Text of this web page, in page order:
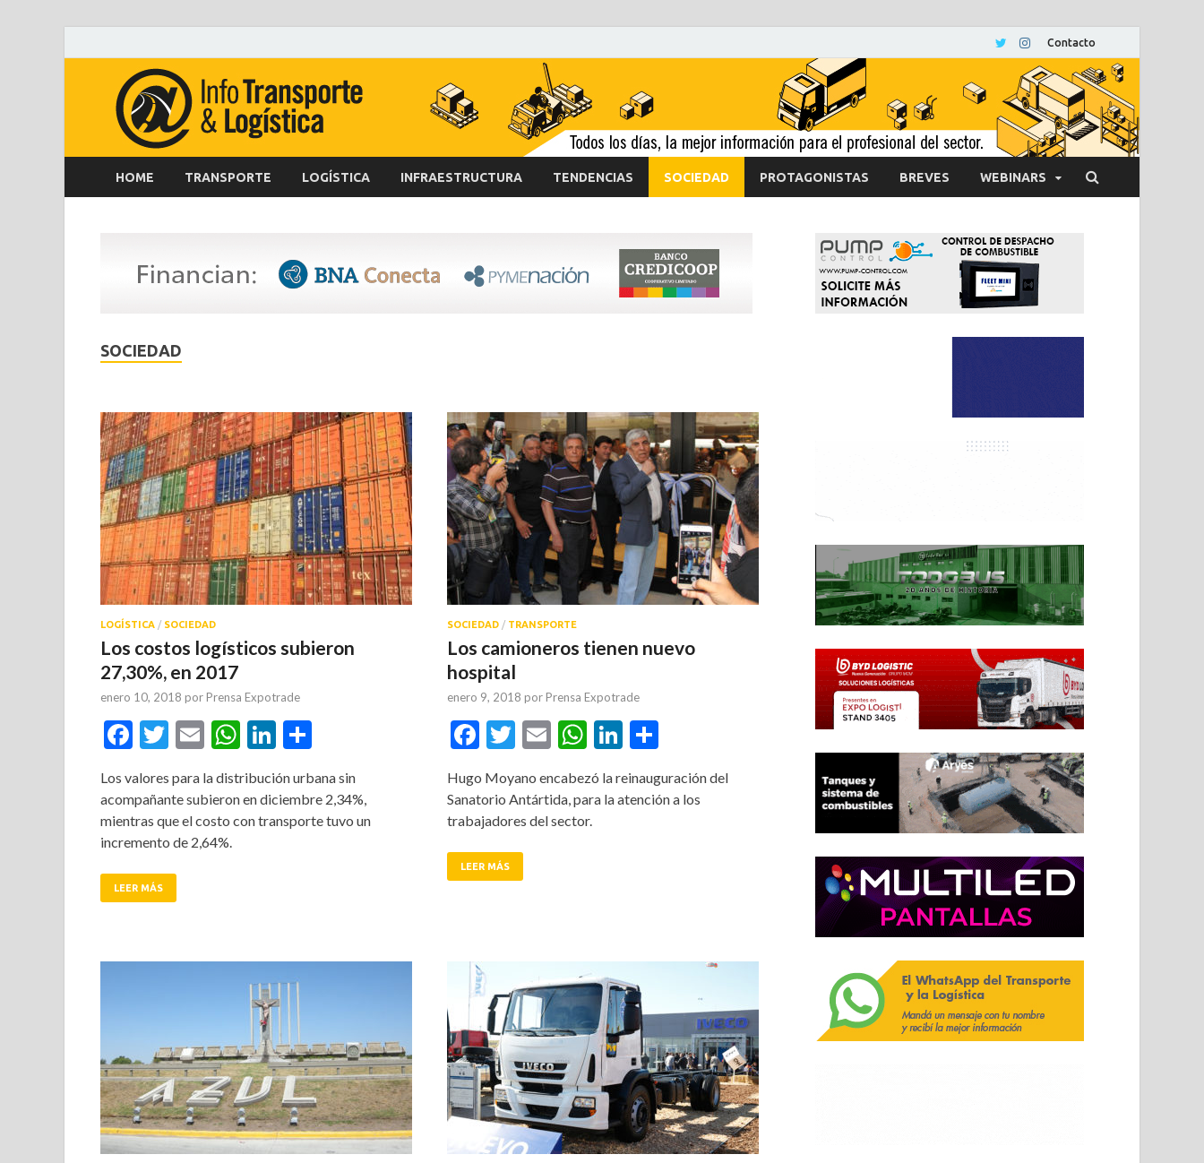
Contacto
HOME TRANSPORTE LOGÍSTICA INFRAESTRUCTURA TENDENCIAS SOCIEDAD PROTAGONISTAS BREVES WEBINARS
SOCIEDAD
LOGÍSTICA / SOCIEDAD
Los costos logísticos subieron
27,30%, en 2017
enero 10, 2018 por Prensa Expotrade
Facebook
Twitter
EmailWhatsApp
LinkedIn
Los valores para la distribución urbana sin
acompañante subieron en diciembre 2,34%,
mientras que el costo con transporte tuvo un
incremento de 2,64%.
LEER MÁS
SOCIEDAD / TRANSPORTE
Los camioneros tienen nuevo
hospital
enero 9, 2018 por Prensa Expotrade
Facebook
Twitter
EmailWhatsApp
LinkedIn
Hugo Moyano encabezó la reinauguración del
Sanatorio Antártida, para la atención a los
trabajadores del sector.
LEER MÁS